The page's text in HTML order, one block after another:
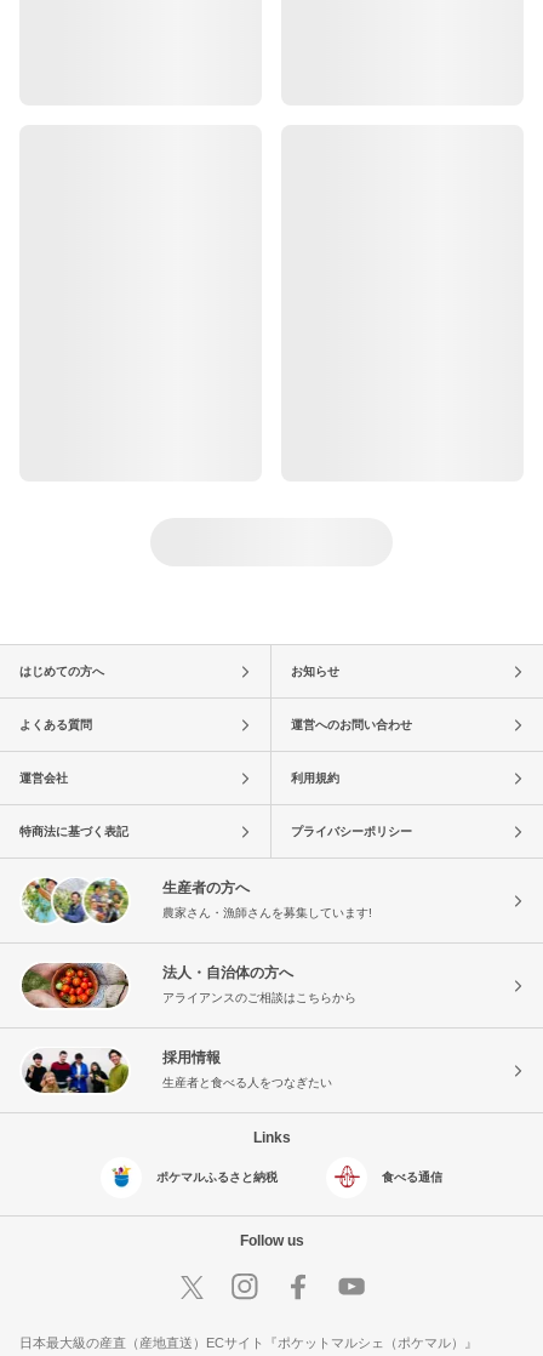
はじめての方へ お知らせ
よくある質問 運営へのお問い合わせ
運営会社 利用規約
特商法に基づく表記 プライバシーポリシー
生産者の方へ
農家さん・漁師さんを募集しています!
法人・自治体の方へ
アライアンスのご相談はこちらから
採用情報
生産者と食べる人をつなぎたい
Links
ポケマルふるさと納税 食べる通信
Follow us
日本最大級の産直（産地直送）ECサイト『ポケットマルシェ（ポケマル）』